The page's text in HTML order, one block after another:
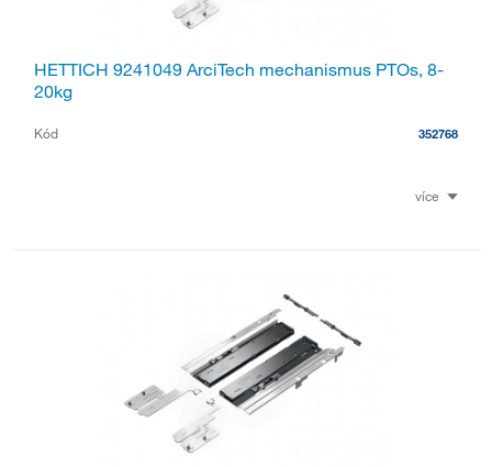
HETTICH 9241049 ArciTech mechanismus PTOs, 8-
20kg
Kód 352768
více